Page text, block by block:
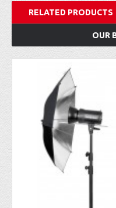
RELATED PRODUCTS
OUR